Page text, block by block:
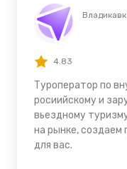
4.83
Туроператор по
росиийскому и
вьездному
на рынке, создаем
для вас.